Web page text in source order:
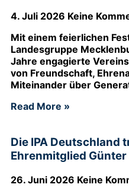
4. Juli 2026 Keine
Mit einem feierlichen
Landesgruppe
Jahre engagierte
von Freundschaft,
Miteinander über
Read More »
Die IPA Deutschland
Ehrenmitglied Günter
26. Juni 2026 Keine